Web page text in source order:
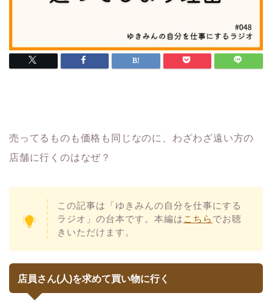
売ってるものも価格も同じなのに、わざわざ遠い方の
店舗に行くのはなぜ？
この記事は「ゆきみんの自分を仕事にする
ラジオ」の台本です。本編は こちら でお聴
きいただけます。
店員さん(人)を求めて買い物に行く